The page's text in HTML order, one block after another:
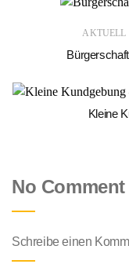
AKTUELL
Kleine
No Comment
Schreibe einen